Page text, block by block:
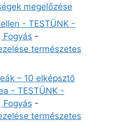
megelőzése
- TESTÜNK -
Fogyás -
természetes
– 10 elképsztő
- TESTÜNK -
Fogyás -
természetes